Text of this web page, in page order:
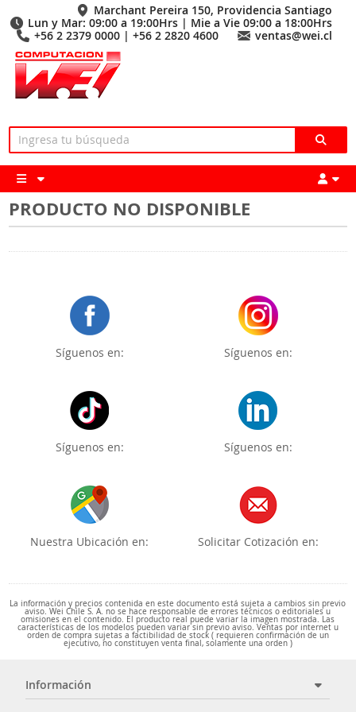
Marchant Pereira 150, Providencia Santiago
Lun y Mar: 09:00 a 19:00Hrs | Mie a Vie 09:00 a 18:00Hrs
+56 2 2379 0000 | +56 2 2820 4600
ventas@wei.cl
PRODUCTO NO DISPONIBLE
Síguenos en: Síguenos en:
Síguenos en: Síguenos en:
Nuestra Ubicación en: Solicitar Cotización en:
La información y precios contenida en este documento está sujeta a cambios sin previo
aviso. Wei Chile S. A. no se hace responsable de errores técnicos o editoriales u
omisiones en el contenido. El producto real puede variar la imagen mostrada. Las
características de los modelos pueden variar sin previo aviso. Ventas por internet u
orden de compra sujetas a factibilidad de stock ( requieren confirmación de un
ejecutivo, no constituyen venta final, solamente una orden )
Información